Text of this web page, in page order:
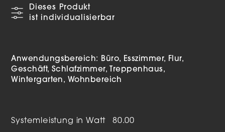
Dieses Produkt
ist individualisierbar
Anwendungsbereich: Büro Esszimmer
Flur
Geschäft Schlafzimmer
Treppenhaus
Wintergarten
Wohnbereich
Systemleistung in Watt 80.00